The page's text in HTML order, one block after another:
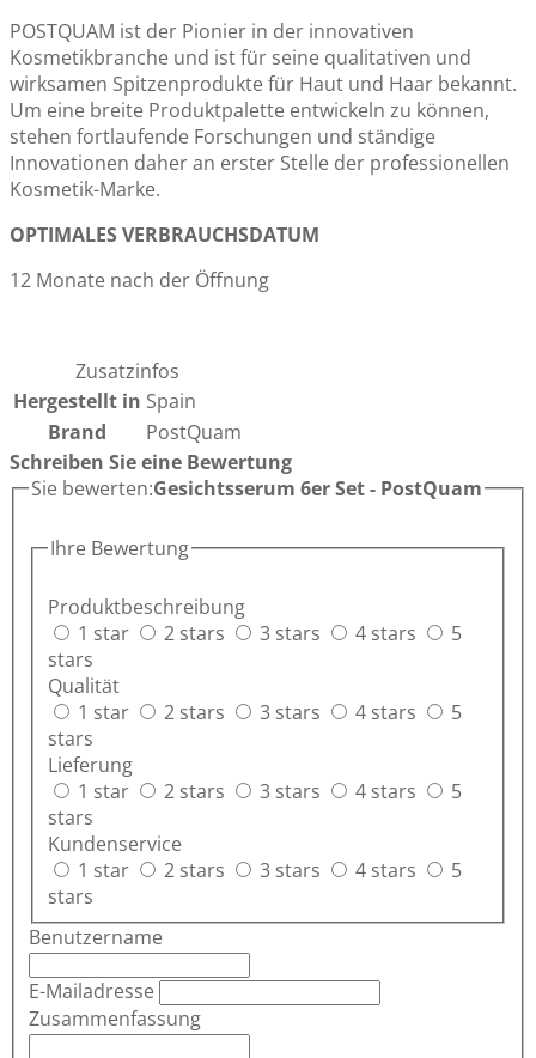
POSTQUAM ist der Pionier in der innovativen
Kosmetikbranche und ist für seine qualitativen und
wirksamen Spitzenprodukte für Haut und Haar bekannt.
Um eine breite Produktpalette entwickeln zu können,
stehen fortlaufende Forschungen und ständige
Innovationen daher an erster Stelle der professionellen
Kosmetik-Marke.
OPTIMALES VERBRAUCHSDATUM
12 Monate nach der Öffnung
Zusatzinfos
Hergestellt in Spain
Brand
PostQuam
Schreiben Sie eine Bewertung
Sie bewerten:Gesichtsserum 6er Set - PostQuam
Ihre Bewertung
Produktbeschreibung
1 star
2 stars 3 stars 4 stars
5
stars
Qualität
1 star
2 stars 3 stars 4 stars
5
stars
Lieferung
1 star
2 stars 3 stars 4 stars
5
stars
Kundenservice
1 star
2 stars 3 stars 4 stars
5
stars
Benutzername
E-Mailadresse
Zusammenfassung